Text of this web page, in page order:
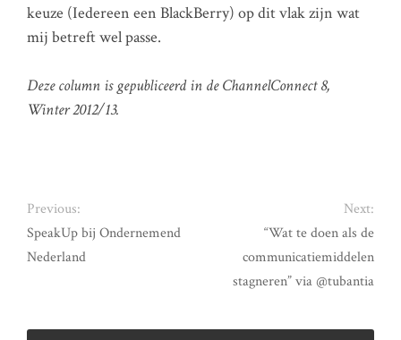
keuze (Iedereen een BlackBerry) op dit vlak zijn wat
mij betreft wel passe.
Deze column is gepubliceerd in de ChannelConnect 8,
Winter 2012/13.
Previous:
SpeakUp bij Ondernemend
Nederland
Next:
“Wat te doen als de
communicatiemiddelen
stagneren” via @tubantia